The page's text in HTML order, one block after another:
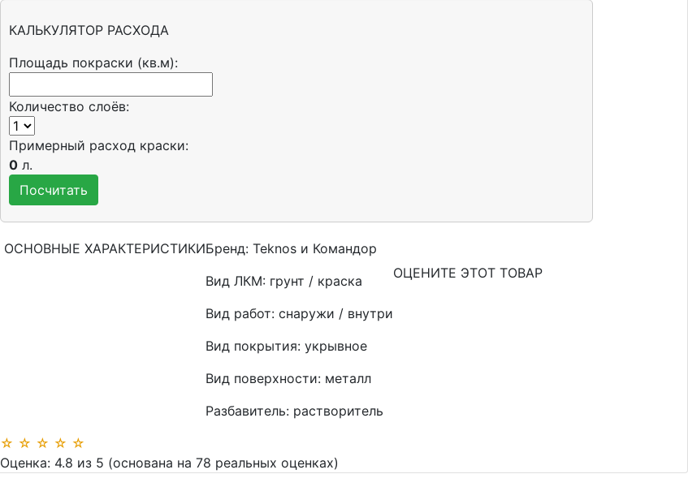
КАЛЬКУЛЯТОР РАСХОДА
Площадь покраски (кв.м):
Количество слоёв:
Примерный расход краски:
0 л.
ОСНОВНЫЕ ХАРАКТЕРИСТИКИБренд: Teknos и Командор
Вид ЛКМ: грунт / краска
Вид работ: снаружи / внутри
Вид покрытия: укрывное
Вид поверхности: металл
Разбавитель: растворитель
ОЦЕНИТЕ ЭТОТ ТОВАР
☆ ☆ ☆ ☆ ☆
Оценка: 4.8 из 5 (основана на 78 реальных оценках)